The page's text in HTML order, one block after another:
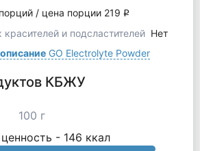
/ цена порции 219 q
и подсластителей Нет
GO Electrolyte Powder
КБЖУ
100 г
- 146 ккал